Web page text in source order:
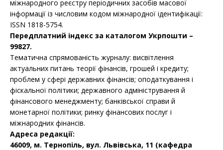
міжнародного реєстру періодичних засобів масової
інформації із числовим кодом міжнародної ідентифікації:
ISSN 1818-5754.
Передплатний індекс за каталогом Укрпошти –
99827.
Тематична спрямованість журналу: висвітлення
актуальних питань теорії фінансів, грошей і кредиту;
проблем у сфері державних фінансів; оподаткування і
фіскальної політики; державного адміністрування й
фінансового менеджменту; банківської справи й
монетарної політики; ринку фінансових послуг і
міжнародних фінансів.
Адреса редакції:
46009, м. Тернопіль, вул. Львівська, 11 (кафедра